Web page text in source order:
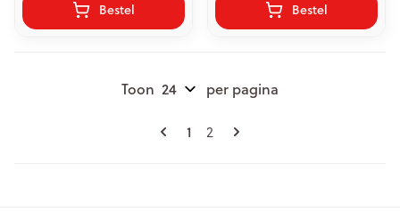
Bestel Bestel
Pagina's
U lees momenteel pagina
1 Pagina
2
Toon per pagina